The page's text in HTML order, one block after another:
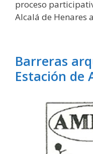
proceso
Alcalá de Henares
Barreras
Estación de